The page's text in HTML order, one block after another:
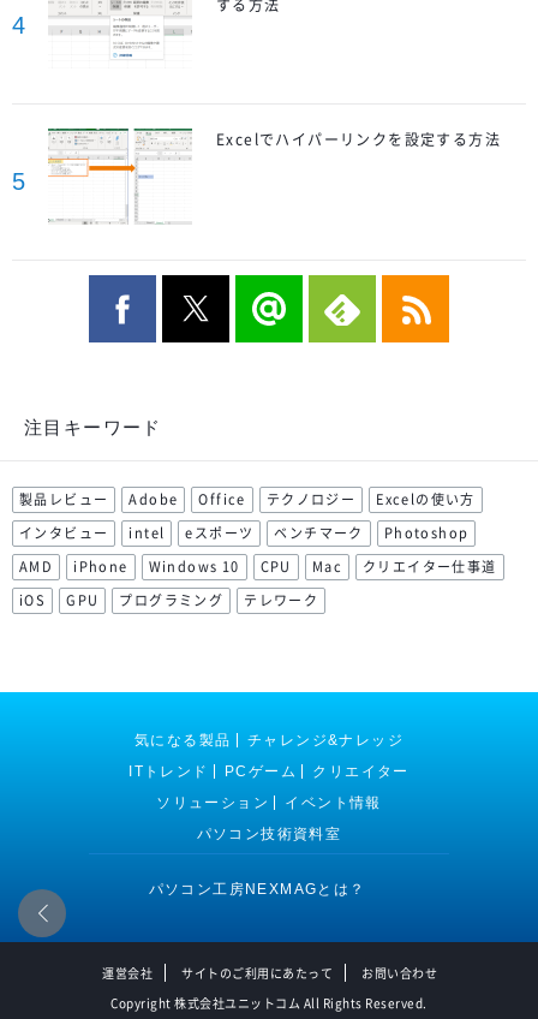
4
する方法
5
Excelでハイパーリンクを設定する方法
注目キーワード
製品レビュー Adobe Office テクノロジー
Excelの使い方
インタビュー
intel eスポーツ ベンチマーク
Photoshop
AMD
iPhone Windows 10 CPU Mac
クリエイター仕事道
iOS
GPU プログラミング テレワーク
気になる製品
チャレンジ&ナレッジ
ITトレンド
PCゲーム
クリエイター
ソリューション
イベント情報
パソコン技術資料室
パソコン工房NEXMAGとは？
運営会社 サイトのご利用にあたって
お問い合わせ
Copyright 株式会社ユニットコム All Rights Reserved.